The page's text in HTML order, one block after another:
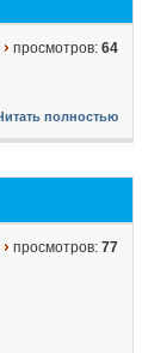
просмотров: 64
полностью
просмотров: 77